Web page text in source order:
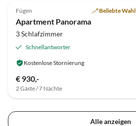
Fügen Beliebte Wahl
Apartment Panorama
3 Schlafzimmer
Schnellantworter
Kostenlose Stornierung
€ 930,-
2 Gäste / 7 Nächte
Alle anzeigen